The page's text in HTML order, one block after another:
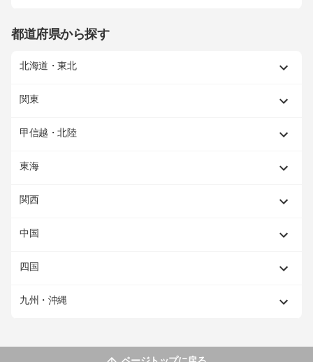
都道府県から探す
北海道・東北
関東
甲信越・北陸
東海
関西
中国
四国
九州・沖縄